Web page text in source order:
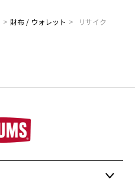
> 財布 / ウォレット >
リサイク